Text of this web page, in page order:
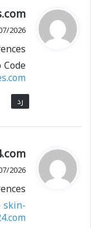
ي
ق
ل
09/07/2026
رد
ي
ق
ل
09/07/2026
skin-